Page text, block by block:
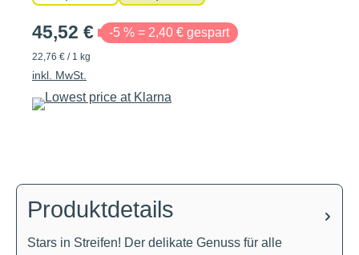
45,52 € -5 % = 2,40 € gespart
22,76 € / 1 kg
inkl. MwSt.
Produktdetails
Stars in Streifen! Der delikate Genuss für alle